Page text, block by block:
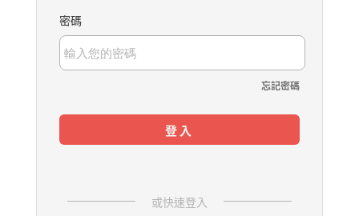
密碼
忘記密碼
登入
或快速登入